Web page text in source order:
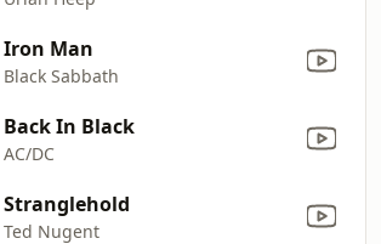
Iron Man
Black Sabbath
Back In Black
AC/DC
Stranglehold
Ted Nugent